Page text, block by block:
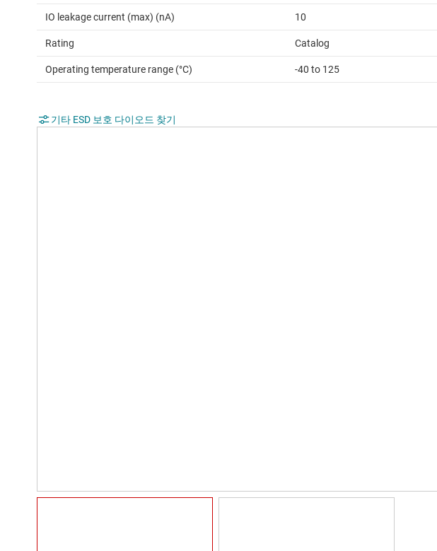
IO leakage current (max) (nA) 10
Rating Catalog
Operating temperature range (°C) -40 to 125
기타 ESD 보호 다이오드 찾기